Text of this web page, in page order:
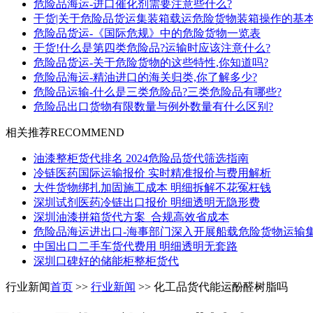
危险品海运-进口催化剂需要注意些什么?
干货|关于危险品货运集装箱载运危险货物装箱操作的基
危险品货运-《国际危规》中的危险货物一览表
干货!什么是第四类危险品?运输时应该注意什么?
危险品货运-关于危险货物的这些特性,你知道吗?
危险品海运-精油进口的海关归类,你了解多少?
危险品运输-什么是三类危险品?三类危险品有哪些?
危险品出口货物有限数量与例外数量有什么区别?
相关推荐RECOMMEND
油漆整柜货代排名 2024危险品货代筛选指南
冷链医药国际运输报价 实时精准报价与费用解析
大件货物绑扎加固施工成本 明细拆解不花冤枉钱
深圳试剂医药冷链出口报价 明细透明无隐形费
深圳油漆拼箱货代方案_合规高效省成本
危险品海运进出口-海事部门深入开展船载危险货物运输
中国出口二手车货代费用 明细透明无套路
深圳口碑好的储能柜整柜货代
行业新闻首页 >> 行业新闻 >> 化工品货代能运酚醛树脂吗